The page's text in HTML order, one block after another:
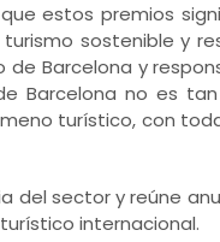
estos premios
sostenible y
Barcelona y
Barcelona no es
turístico, con
del sector y reúne
internacional.